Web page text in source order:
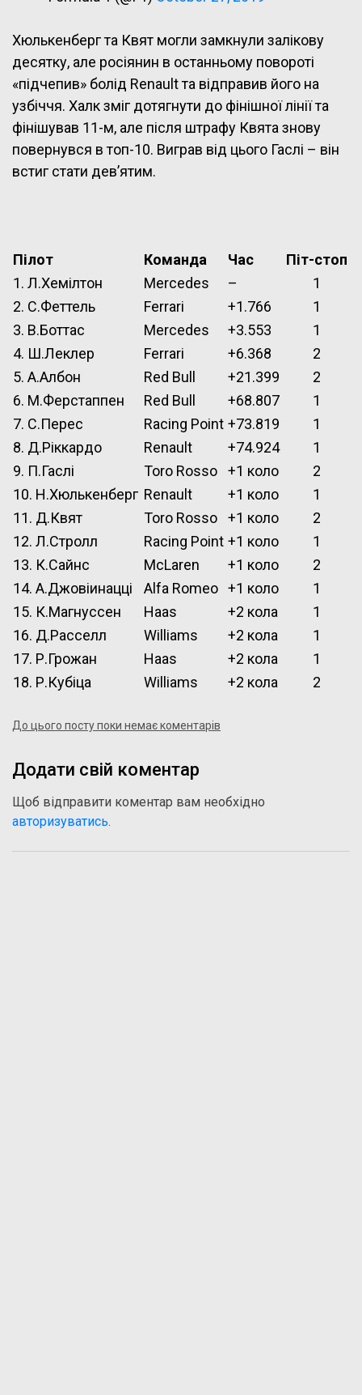
Хюлькенберг та Квят могли замкнули залікову
десятку, але росіянин в останньому повороті
«підчепив» болід Renault та відправив його на
узбіччя. Халк зміг дотягнути до фінішної лінії та
фінішував 11-м, але після штрафу Квята знову
повернувся в топ-10. Виграв від цього Гаслі – він
встиг стати дев’ятим.
Пілот Команда Час
Піт-стоп
1. Л.Хемілтон
Mercedes –
1
2. С.Феттель
Ferrari +1.766
1
3. В.Боттас
Mercedes +3.553
1
4. Ш.Леклер
Ferrari +6.368
2
5. А.Албон
Red Bull +21.399
2
6. М.Ферстаппен
Red Bull +68.807
1
7. С.Перес
Racing Point +73.819
1
8. Д.Ріккардо
Renault +74.924
1
9. П.Гаслі
Toro Rosso +1 коло
2
10. Н.Хюлькенберг Renault +1 коло
1
11. Д.Квят
Toro Rosso +1 коло
2
12. Л.Стролл
Racing Point +1 коло
1
13. К.Сайнс
McLaren +1 коло
2
14. А.Джовіинацці
Alfa Romeo +1 коло
1
15. К.Магнуссен
Haas +2 кола
1
16. Д.Расселл
Williams +2 кола
1
17. Р.Грожан
Haas +2 кола
1
18. Р.Кубіца
Williams +2 кола 2
До цього посту поки немає коментарів
Додати свій коментар
Щоб відправити коментар вам необхідно
авторизуватись.